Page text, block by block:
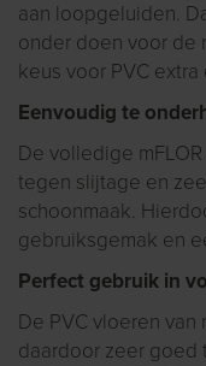
aan loopgeluiden.
onder doen voor de
keus voor PVC
Eenvoudig te
De volledige
tegen slijtage en
schoonmaak.
gebruiksgemak en
Perfect gebruik in
De PVC vloeren van
daardoor zeer goed